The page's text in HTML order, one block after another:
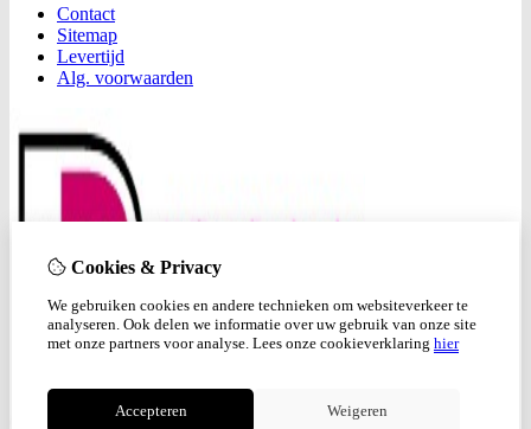
Contact
Sitemap
Levertijd
Alg. voorwaarden
Cookies & Privacy
We gebruiken cookies en andere technieken om websiteverkeer te
analyseren. Ook delen we informatie over uw gebruik van onze site
met onze partners voor analyse. Lees onze cookieverklaring hier
Accepteren Weigeren